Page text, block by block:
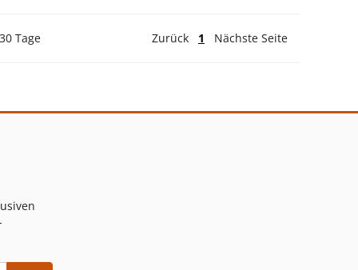
Tage Zurück 1 Nächste Seite